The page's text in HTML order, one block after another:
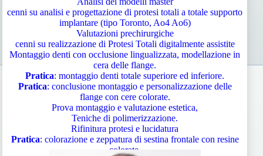
cenni su analisi e progettazione di protesi totali a totale supporto
implantare (tipo Toronto, Ao4 Ao6)
Valutazioni prechirurgiche
cenni su realizzazione di Protesi Totali digitalmente assistite
Montaggio denti con occlusione lingualizzata, modellazione in
cera delle flange.
Pratica: montaggio denti totale superiore ed inferiore.
Pratica: conclusione montaggio e personalizzazione delle
flange con cere colorate.
Prova montaggio e valutazione estetica,
Teniche di polimerizzazione.
Rifinitura protesi e lucidatura
Pratica: colorazione e zeppatura di sestina frontale con resine
colorate.